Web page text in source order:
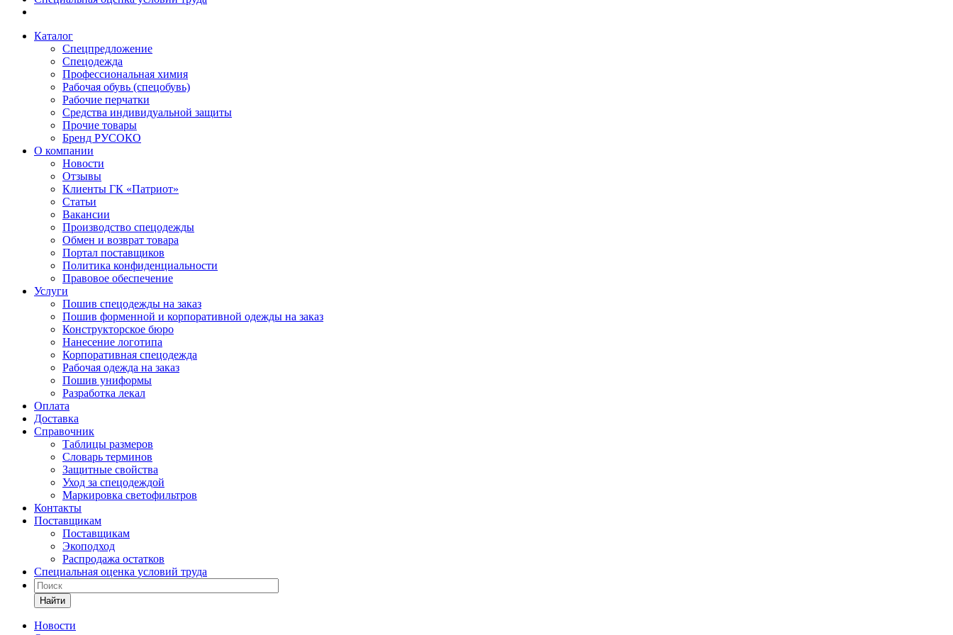
Каталог
Спецпредложение
Спецодежда
Профессиональная химия
Рабочая обувь (спецобувь)
Рабочие перчатки
Средства индивидуальной защиты
Прочие товары
Бренд РУСОКО
О компании
Новости
Отзывы
Клиенты ГК «Патриот»
Статьи
Вакансии
Производство спецодежды
Обмен и возврат товара
Портал поставщиков
Политика конфиденциальности
Правовое обеспечение
Услуги
Пошив спецодежды на заказ
Пошив форменной и корпоративной одежды на заказ
Конструкторское бюро
Нанесение логотипа
Корпоративная спецодежда
Рабочая одежда на заказ
Пошив униформы
Разработка лекал
Оплата
Доставка
Справочник
Таблицы размеров
Словарь терминов
Защитные свойства
Уход за спецодеждой
Маркировка светофильтров
Контакты
Поставщикам
Поставщикам
Экоподход
Распродажа остатков
Специальная оценка условий труда
Найти
Новости